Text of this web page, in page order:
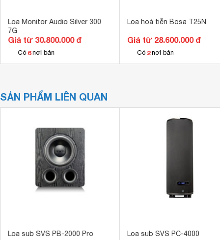
Loa Monitor Audio Silver 300
7G
Giá từ 30.800.000 đ
Có 6 nơi bán
Loa hoả tiễn Bosa T25N
Giá từ 28.600.000 đ
Có 2 nơi bán
SẢN PHẨM LIÊN QUAN
Loa sub SVS PB-2000 Pro Loa sub SVS PC-4000